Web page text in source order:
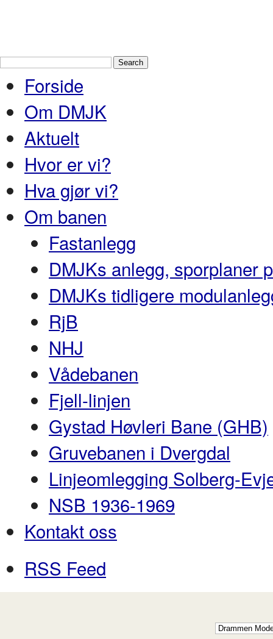
Forside
Om DMJK
Aktuelt
Hvor er vi?
Hva gjør vi?
Om banen
Fastanlegg
DMJKs anlegg, sporplaner
DMJKs tidligere
RjB
NHJ
Vådebanen
Fjell-linjen
Gystad Høvleri Bane (GHB)
Gruvebanen i Dvergdal
Linjeomlegging Solberg-
NSB 1936-1969
Kontakt oss
RSS Feed